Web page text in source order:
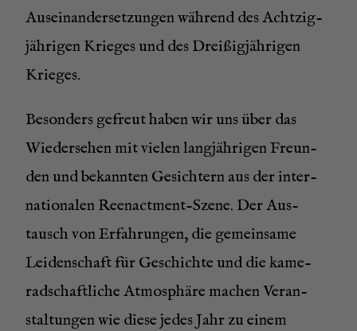
Aus­ein­an­der­set­zun­gen wäh­rend des Acht­zig­
jäh­ri­gen Krie­ges und des Drei­ßig­jäh­ri­gen
Krieges.
Beson­ders gefreut haben wir uns über das
Wie­der­se­hen mit vie­len lang­jäh­ri­gen Freun­
den und bekann­ten Gesich­tern aus der inter­
na­tio­na­len Ree­nact­ment-Sze­ne. Der Aus­
tausch von Erfah­run­gen, die gemein­sa­me
Lei­den­schaft für Geschich­te und die kame­
rad­schaft­li­che Atmo­sphä­re machen Ver­an­
stal­tun­gen wie die­se jedes Jahr zu einem